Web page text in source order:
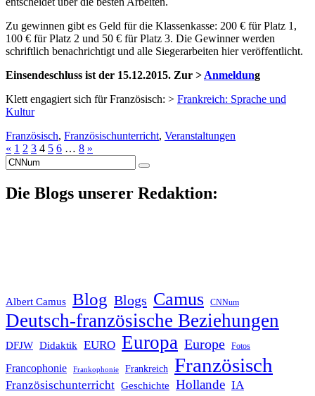
Zu gewinnen gibt es Geld für die Klassenkasse: 200 € für Platz 1,
100 € für Platz 2 und 50 € für Platz 3. Die Gewinner werden
schriftlich benachrichtigt und alle Siegerarbeiten hier veröffentlicht.
Einsendeschluss ist der 15.12.2015. Zur >Anmeldung
Klett engagiert sich für Französisch: > Frankreich: Sprache und
Kultur
Französisch, Französischunterricht, Veranstaltungen
« 1 2 3 4 5 6 … 8 »
Suche
nach:
Die Blogs unserer Redaktion:
Albert Camus Blog Blogs Camus CNNum
Deutsch-französische Beziehungen
DFJW Didaktik EURO Europa Europe Fotos
Francophonie Frankophonie Frankreich Französisch
Französischunterricht Geschichte Hollande IA